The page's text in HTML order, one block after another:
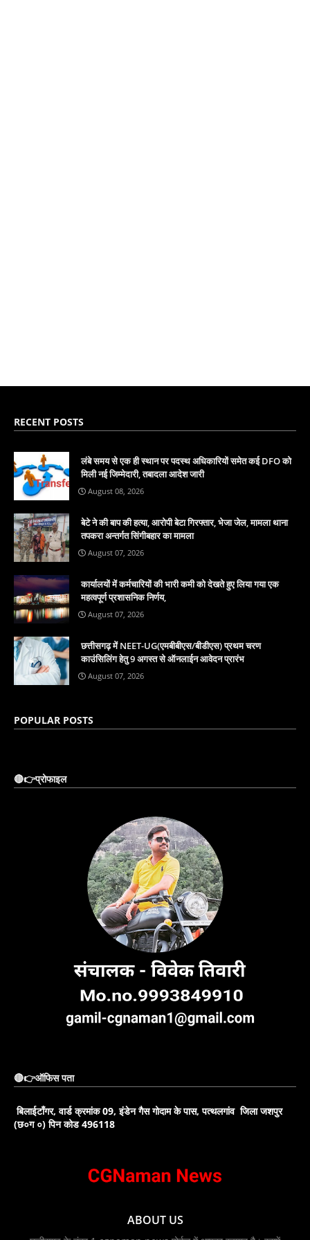
RECENT POSTS
लंबे समय से एक ही स्थान पर पदस्थ अधिकारियों समेत कई DFO को
मिली नई जिम्मेदारी, तबादला आदेश जारी
August 08, 2026
बेटे ने की बाप की हत्या, आरोपी बेटा गिरफ्तार, भेजा जेल, मामला थाना
तपकरा अन्तर्गत सिंगीबहार का मामला
August 07, 2026
कार्यालयों में कर्मचारियों की भारी कमी को देखते हुए लिया गया एक
महत्वपूर्ण प्रशासनिक निर्णय,
August 07, 2026
छत्तीसगढ़ में NEET-UG(एमबीबीएस/बीडीएस) प्रथम चरण
काउंसिलिंग हेतु 9 अगस्त से ऑनलाईन आवेदन प्रारंभ
August 07, 2026
POPULAR POSTS
🔴👉प्रोफाइल
🔴👉ऑफिस पता
बिलाईटाँगर, वार्ड क्रमांक 09, इंडेन गैस गोदाम के पास, पत्थलगांव जिला जशपुर
(छ०ग ०) पिन कोड 496118
ABOUT US